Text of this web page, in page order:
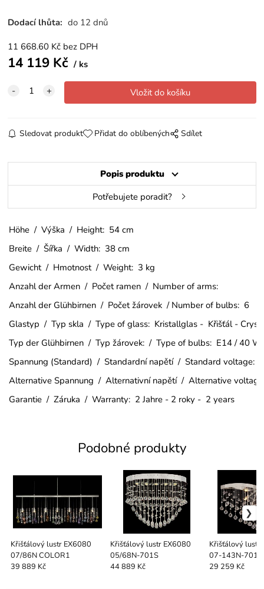
Dodací lhůta: do 12 dnů
11 668.60 Kč bez DPH
14 119 Kč ks
Sledovat produkt Přidat do oblíbených Sdílet
Popis produktu
Potřebujete poradit?
Höhe / Výška / Height: 54 cm
Breite / Šířka / Width: 38 cm
Gewicht / Hmotnost / Weight: 3 kg
Anzahl der Armen / Počet ramen / Number of arms:
Anzahl der Glühbirnen / Počet žárovek / Number of bulbs: 6
Glastyp / Typ skla / Type of glass: Kristallglas - Křišťál -
Typ der Glühbirnen / Typ žárovek: / Type of bulbs: E14 / 40 W
Spannung (Standard) / Standardní napětí / Standard voltage:
Alternative Spannung / Alternativní napětí / Alternative
Garantie / Záruka / Warranty: 2 Jahre - 2 roky - 2 years
Podobné produkty
Křišťálový lustr EX6080
07/86N COLOR1
39 889 Kč
Křišťálový lustr EX6080
05/68N-701S
44 889 Kč
Křišťálový lustr
07-143N-701
29 259 Kč